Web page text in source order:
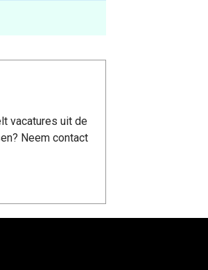
vacatures uit de
Neem contact